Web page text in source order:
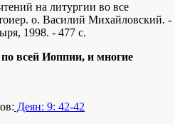
на литургии во все
о. Василий Михайловский. -
1998. - 477 с.
всей Иоппии, и многие
Деян: 9: 42-42